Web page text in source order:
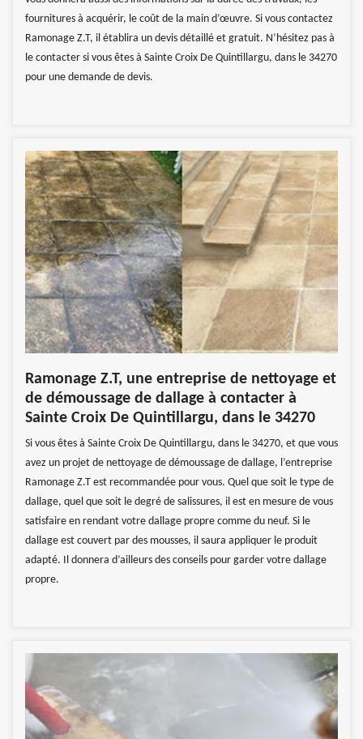
fournitures à acquérir, le coût de la main d’œuvre. Si vous contactez
Ramonage Z.T, il établira un devis détaillé et gratuit. N’hésitez pas à
le contacter si vous êtes à Sainte Croix De Quintillargu, dans le 34270
pour une demande de devis.
Ramonage Z.T, une entreprise de nettoyage et
de démoussage de dallage à contacter à
Sainte Croix De Quintillargu, dans le 34270
Si vous êtes à Sainte Croix De Quintillargu, dans le 34270, et que vous
avez un projet de nettoyage de démoussage de dallage, l’entreprise
Ramonage Z.T est recommandée pour vous. Quel que soit le type de
dallage, quel que soit le degré de salissures, il est en mesure de vous
satisfaire en rendant votre dallage propre comme du neuf. Si le
dallage est couvert par des mousses, il saura appliquer le produit
adapté. Il donnera d’ailleurs des conseils pour garder votre dallage
propre.